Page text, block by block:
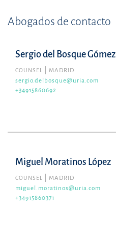
Abogados de contacto
Sergio del Bosque Gómez
COUNSEL
MADRID
sergio.delbosque@uria.com
+34915860692
Miguel Moratinos López
COUNSEL
MADRID
miguel.moratinos@uria.com
+34915860371